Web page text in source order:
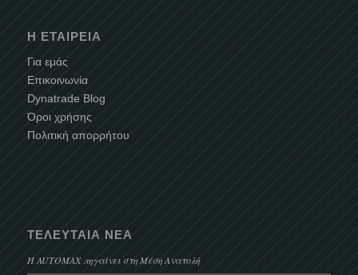
Η ΕΤΑΙΡΕΊΑ
Για εμάς
Επικοινωνία
Dynatrade Blog
Όροι χρήσης
Πολιτική απορρήτου
ΤΕΛΕΥΤΑΊΑ ΝΈΑ
Η AUTOMAX πηγαίνει στη Μέση Ανατολή